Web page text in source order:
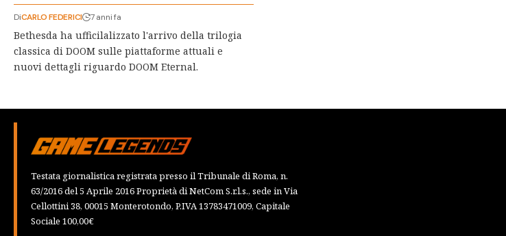
DiCARLO FEDERICI 7 anni fa
Bethesda ha ufficilalizzato l'arrivo della trilogia
classica di DOOM sulle piattaforme attuali e
nuovi dettagli riguardo DOOM Eternal.
Testata giornalistica registrata presso il Tribunale di Roma, n.
63/2016 del 5 Aprile 2016 Proprietà di NetCom S.r.l.s., sede in Via
Cellottini 38, 00015 Monterotondo, P.IVA 13783471009, Capitale
Sociale 100,00€